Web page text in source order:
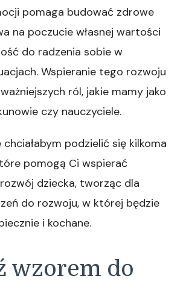
pomaga budować zdrowe
na poczucie własnej wartości
do radzenia sobie w
Wspieranie tego rozwoju
ról, jakie mamy jako
czy nauczyciele.
podzielić się kilkoma
pomogą Ci wspierać
dziecka, tworząc dla
do rozwoju, w której będzie
i kochane.
wzorem do